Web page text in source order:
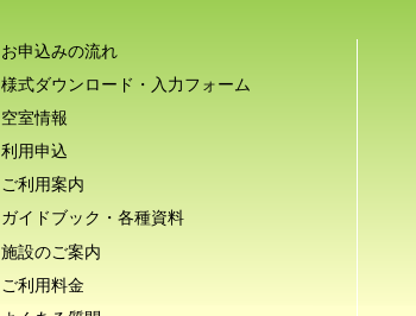
お申込みの流れ
様式ダウンロード・入力フォーム
空室情報
利用申込
ご利用案内
ガイドブック・各種資料
施設のご案内
ご利用料金